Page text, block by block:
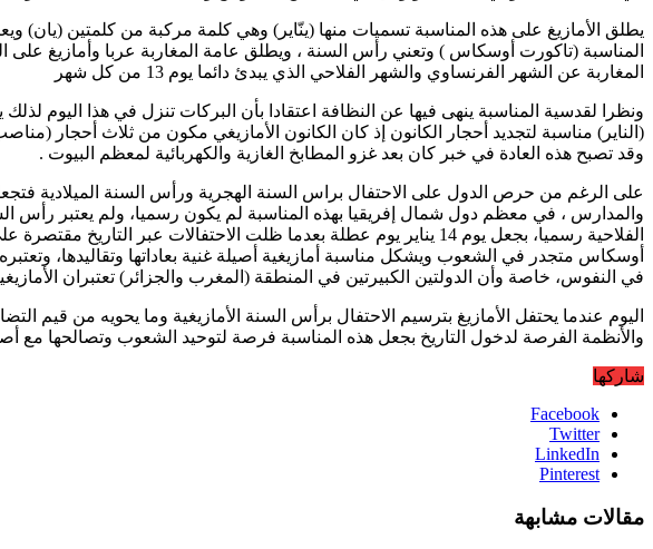
يطلق الأمازيغ على هذه المناسبة تسميات منها (ينّاير) وهي كلمة مركبة من كلمتين (يان)
المغاربة عن الشهر الفرنساوي والشهر الفلاحي الذي يبدئ دائما يوم 13 من كل شهر
ونظرا لقدسية المناسبة ينهى فيها عن النظافة اعتقادا بأن البركات تنزل في هذا
وقد تصبح هذه العادة في خبر كان بعد غزو المطابخ الغازية والكهربائية لمعظم البيوت .
على الرغم من حرص الدول على الاحتفال براس السنة الهجرية ورأس السنة الميلادية
والمدارس ، في معظم دول شمال إفريقيا بهذه المناسبة لم يكون رسميا، ولم يعتبر رأس
الفلاحية رسميا، بجعل يوم 14 يناير يوم عطلة بعدما ظلت الاحتفالات
أوسكاس متجدر في الشعوب ويشكل مناسبة أمازيغية أصيلة غنية بعاداتها وتقاليدها،
في النفوس، خاصة وأن الدولتين الكبيرتين في المنطقة (المغرب والجزائر) تعتبران
والأنظمة الفرصة لدخول التاريخ بجعل هذه المناسبة فرصة لتوحيد الشعوب وتصالحها مع
شاركها
Facebook
Twitter
LinkedIn
Pinterest
مقالات مشابهة